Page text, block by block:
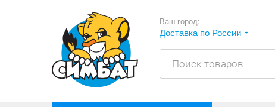
Ваш город:
Доставка по России